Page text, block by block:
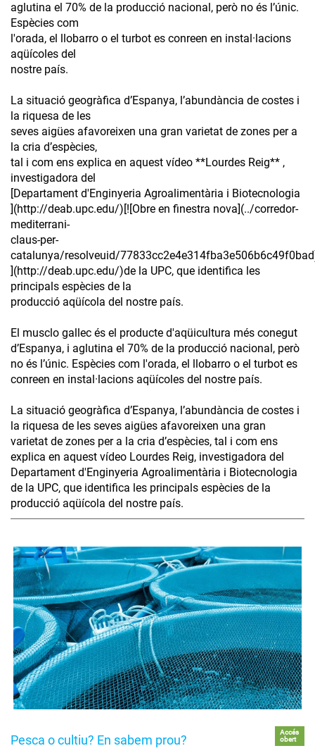
aglutina el 70% de la producció nacional, però no és l’únic.
Espècies com
l'orada, el llobarro o el turbot es conreen en instal·lacions
aqüícoles del
nostre país.
La situació geogràfica d’Espanya, l’abundància de costes i
la riquesa de les
seves aigües afavoreixen una gran varietat de zones per a
la cria d’espècies,
tal i com ens explica en aquest vídeo **Lourdes Reig** ,
investigadora del
[Departament d'Enginyeria Agroalimentària i Biotecnologia
](http://deab.upc.edu/)[![Obre en finestra nova](../corredor-
mediterrani-
claus-per-
catalunya/resolveuid/
](http://deab.upc.edu/)de la UPC, que identifica les
principals espècies de la
producció aqüícola del nostre país.
El musclo gallec és el producte d'aqüicultura més conegut
d’Espanya, i aglutina el 70% de la producció nacional, però
no és l’únic. Espècies com l'orada, el llobarro o el turbot es
conreen en instal·lacions aqüícoles del nostre país.
La situació geogràfica d’Espanya, l’abundància de costes i
la riquesa de les seves aigües afavoreixen una gran
varietat de zones per a la cria d’espècies, tal i com ens
explica en aquest vídeo Lourdes Reig, investigadora del
Departament d'Enginyeria Agroalimentària i Biotecnologia
de la UPC, que identifica les principals espècies de la
producció aqüícola del nostre país.
Pesca o cultiu? En sabem prou?
Accés
obert